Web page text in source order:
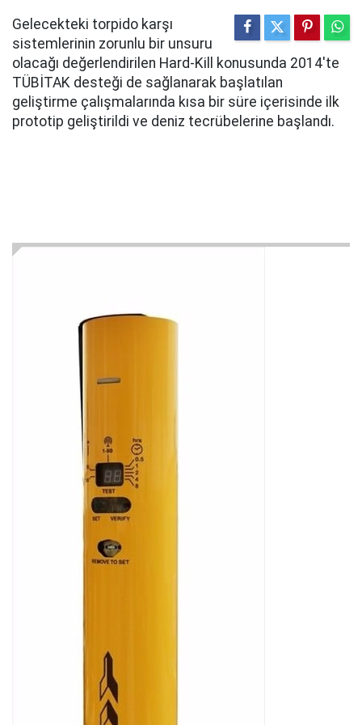
Gelecekteki torpido karşı
sistemlerinin zorunlu bir unsuru
olacağı değerlendirilen Hard-Kill konusunda 2014'te
TÜBİTAK desteği de sağlanarak başlatılan
geliştirme çalışmalarında kısa bir süre içerisinde ilk
prototip geliştirildi ve deniz tecrübelerine başlandı.